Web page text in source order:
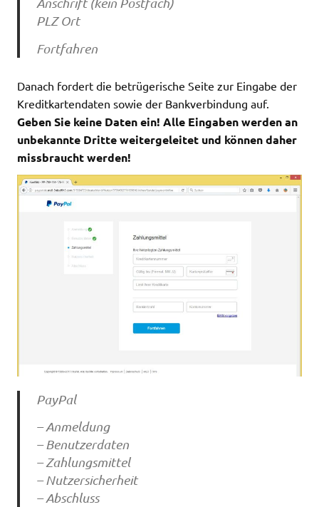
Anschrift (kein Postfach)
PLZ Ort
Fortfahren
Danach fordert die betrügerische Seite zur Eingabe der
Kreditkartendaten sowie der Bankverbindung auf.
Geben Sie keine Daten ein! Alle Eingaben werden an
unbekannte Dritte weitergeleitet und können daher
missbraucht werden!
PayPal
– Anmeldung
– Benutzerdaten
– Zahlungsmittel
– Nutzersicherheit
– Abschluss